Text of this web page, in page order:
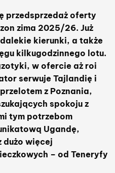
przedsprzedaż oferty
zima 2025/26. Już
kierunki, a także
kilkugodzinnego lotu.
w ofercie aż roi
serwuje Tajlandię i
z Poznania,
spokoju z
tym potrzebom
Ugandę,
dużo więcej
– od Teneryfy